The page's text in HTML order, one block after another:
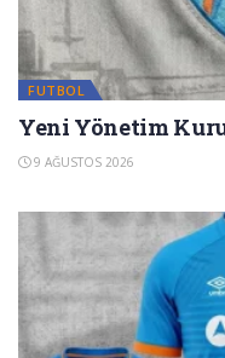
FUTBOL
Yeni Yönetim
9 AĞUSTOS 2026